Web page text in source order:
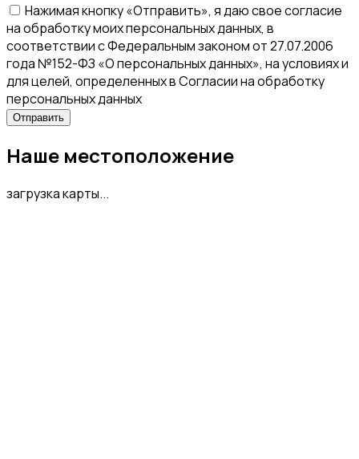
Нажимая кнопку «Отправить», я даю свое согласие
на обработку моих персональных данных, в
соответствии с Федеральным законом от 27.07.2006
года №152-ФЗ «О персональных данных», на условиях и
для целей, определенных в Согласии на обработку
персональных данных
Наше местоположение
загрузка карты...